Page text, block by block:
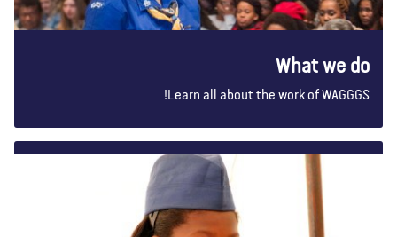
What we do
Learn all about the work of WAGGGS!